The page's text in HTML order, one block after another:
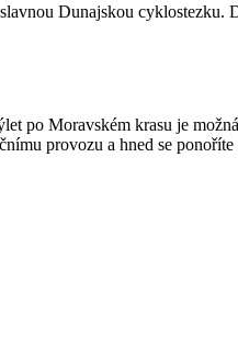
Dunajskou
po Moravském krasu je
provozu a hned se